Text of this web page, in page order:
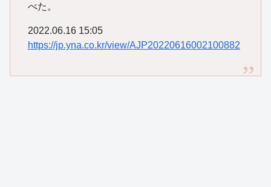
べた。
2022.06.16 15:05
https://jp.yna.co.kr/view/AJP20220616002100882